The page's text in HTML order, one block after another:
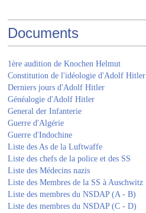
Documents
1ère audition de Knochen Helmut
Constitution de l'idéologie d'Adolf Hitler
Derniers jours d'Adolf Hitler
Généalogie d'Adolf Hitler
General der Infanterie
Guerre d'Algérie
Guerre d'Indochine
Liste des As de la Luftwaffe
Liste des chefs de la police et des SS
Liste des Médecins nazis
Liste des Membres de la SS à Auschwitz
Liste des membres du NSDAP (A - B)
Liste des membres du NSDAP (C - D)